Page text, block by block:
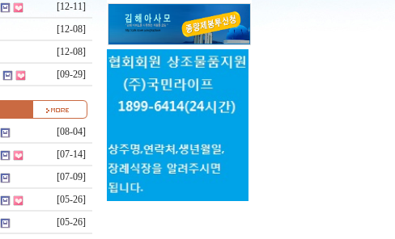
[12-11]
[12-08]
[12-08]
[09-29]
[08-04]
[07-14]
[07-09]
[05-26]
[05-26]